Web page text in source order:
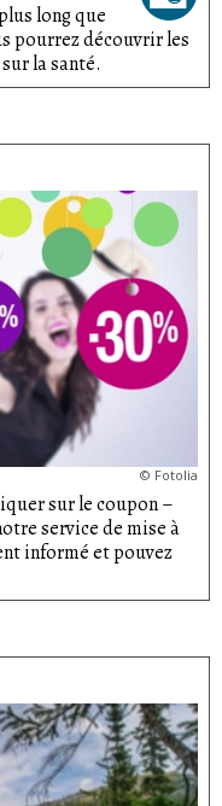
long que
pourrez découvrir les
la santé.
© Fotolia
sur le coupon –
service de mise à
informé et pouvez